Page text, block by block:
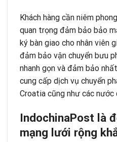
Khách hàng cần niêm
quan trọng đảm bảo bảo
ký bàn giao cho nhân viên
đảm bảo vận chuyển bưu
nhanh gọn và đảm bảo
cung cấp dịch vụ chuyển
Croatia cũng như các nước
IndochinaPost là
mạng lưới rộng